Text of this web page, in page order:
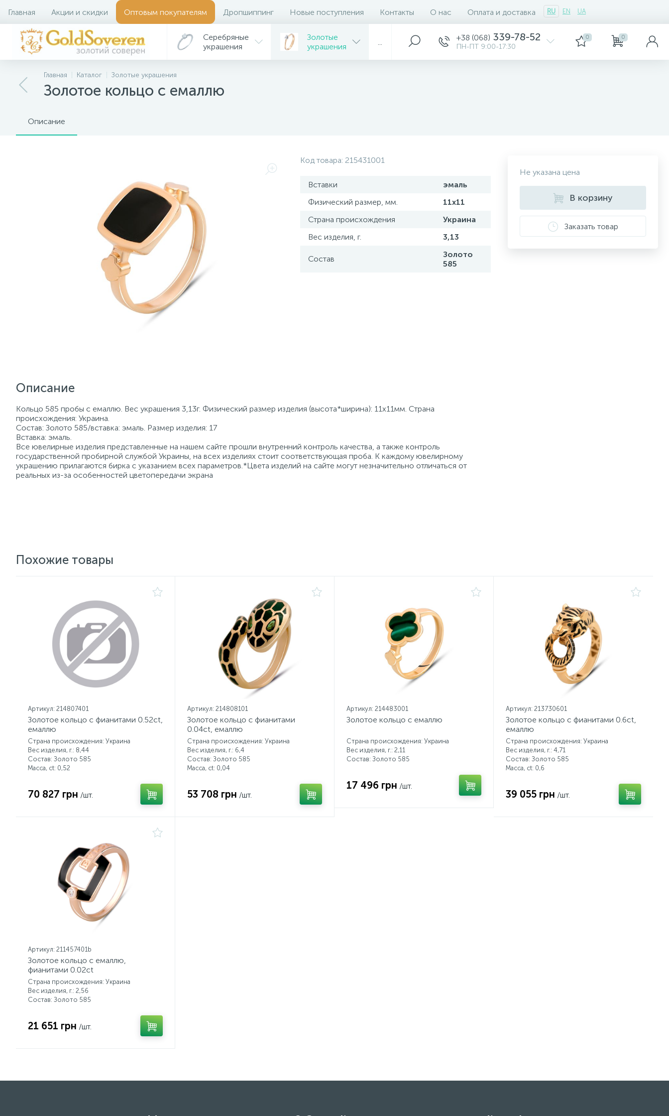
Главная Акции и скидки Оптовым покупателям Дропшиппинг Новые поступления Контакты О нас Оплата и доставка RU EN UA
Серебряные
украшения
Золотые
украшения
+38 (068) 339-78-52
ПН-ПТ 9:00-17:30
0 0
Главная Каталог Золотые украшения
Золотое кольцо с емаллю
Описание
Код товара: 215431001
Вставки
эмаль
Физический размер, мм.
11х11
Страна происхождения
Украина
Вес изделия, г.
3,13
Состав
Золото
585
Описание
Кольцо 585 пробы с емаллю. Вес украшения 3,13г. Физический размер изделия (высота*ширина): 11х11мм. Страна
происхождения: Украина.
Состав: Золото 585/вставка: эмаль. Размер изделия: 17
Вставка: эмаль.
Все ювелирные изделия представленные на нашем сайте прошли внутренний контроль качества, а также контроль
государственной пробирной службой Украины, на всех изделиях стоит соответствующая проба. К каждому ювелирному
украшению прилагаются бирка с указанием всех параметров.*Цвета изделий на сайте могут незначительно отличаться от
реальных из-за особенностей цветопередачи экрана
Не указана цена
В корзину
Заказать товар
Похожие товары
Артикул: 214807401
Золотое кольцо с фианитами 0.52ct,
емаллю
Страна происхождения: Украина
Вес изделия, г.: 8,44
Состав: Золото 585
Масса, ct: 0,52
70 827 грн /шт.
Артикул: 214808101
Золотое кольцо с фианитами
0.04ct, емаллю
Страна происхождения: Украина
Вес изделия, г.: 6,4
Состав: Золото 585
Масса, ct: 0,04
53 708 грн /шт.
Артикул: 214483001
Золотое кольцо с емаллю
Страна происхождения: Украина
Вес изделия, г.: 2,11
Состав: Золото 585
17 496 грн /шт.
Артикул: 213730601
Золотое кольцо с фианитами 0.6ct,
емаллю
Страна происхождения: Украина
Вес изделия, г.: 4,71
Состав: Золото 585
Масса, ct: 0,6
39 055 грн /шт.
Артикул: 211457401b
Золотое кольцо с емаллю,
фианитами 0.02ct
Страна происхождения: Украина
Вес изделия, г.: 2,56
Состав: Золото 585
21 651 грн /шт.